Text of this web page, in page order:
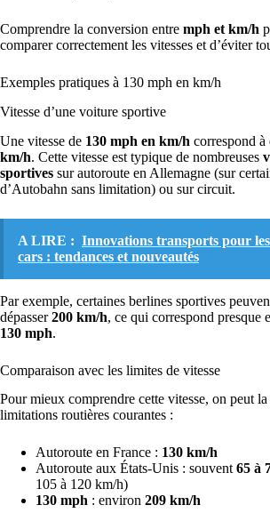
Comprendre la conversion entre mph et km/h
comparer correctement les vitesses et d’éviter
Exemples pratiques à 130 mph en km/h
Vitesse d’une voiture sportive
Une vitesse de 130 mph en km/h correspond à
km/h. Cette vitesse est typique de nombreuses
sportives sur autoroute en Allemagne (sur
d’Autobahn sans limitation) ou sur circuit.
A LIRE : Innovations transports pour
cars : tendances et nouveautés
Par exemple, certaines berlines sportives
dépasser200 km/h, ce qui correspond presque
130 mph.
Comparaison avec les limites de vitesse
Pour mieux comprendre cette vitesse, on peut
limitations routières courantes :
Autoroute en France : 130 km/h
Autoroute aux États-Unis : souvent 65 à
105 à 120 km/h)
130 mph : environ 209 km/h